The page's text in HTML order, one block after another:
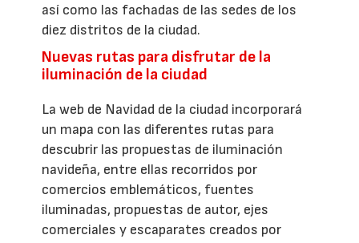
así como las fachadas de las sedes de los
diez distritos de la ciudad.
Nuevas rutas para disfrutar de la
iluminación de la ciudad
La web de Navidad de la ciudad incorporará
un mapa con las diferentes rutas para
descubrir las propuestas de iluminación
navideña, entre ellas recorridos por
comercios emblemáticos, fuentes
iluminadas, propuestas de autor, ejes
comerciales y escaparates creados por